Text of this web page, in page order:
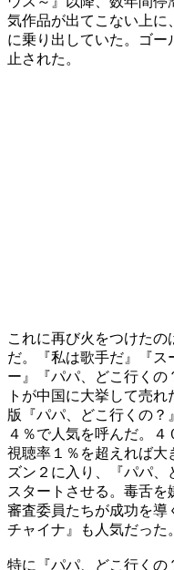
気作品が出てこない上に
に乗り出していた。ゴー
止された。
これに再び火をつけた
だ。『私は歌手だ』『
ー』『パパ、どこ行くの
トが中国に大挙して売
版『パパ、どこ行くの
４％で人気を呼んだ。４
視聴率１％を超えれば大
ズン２に入り、『パパ
スタートさせる。毒舌を
審査委員たちが成功を導
チャイナ』も人気だった。
特に『パパ、どこ行くの